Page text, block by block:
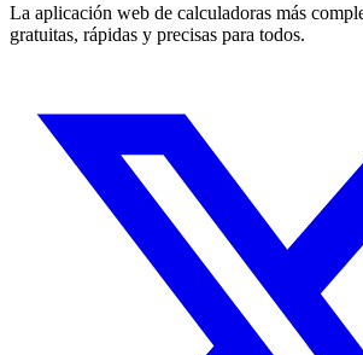
La aplicación web de calculadoras más
gratuitas, rápidas y precisas para todos.